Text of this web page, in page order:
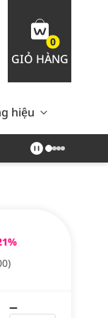
0
GIỎ HÀNG
Giới Chăm Sóc
hiệu